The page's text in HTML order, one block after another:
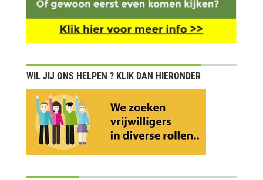
WIL JIJ ONS HELPEN ? KLIK DAN HIERONDER